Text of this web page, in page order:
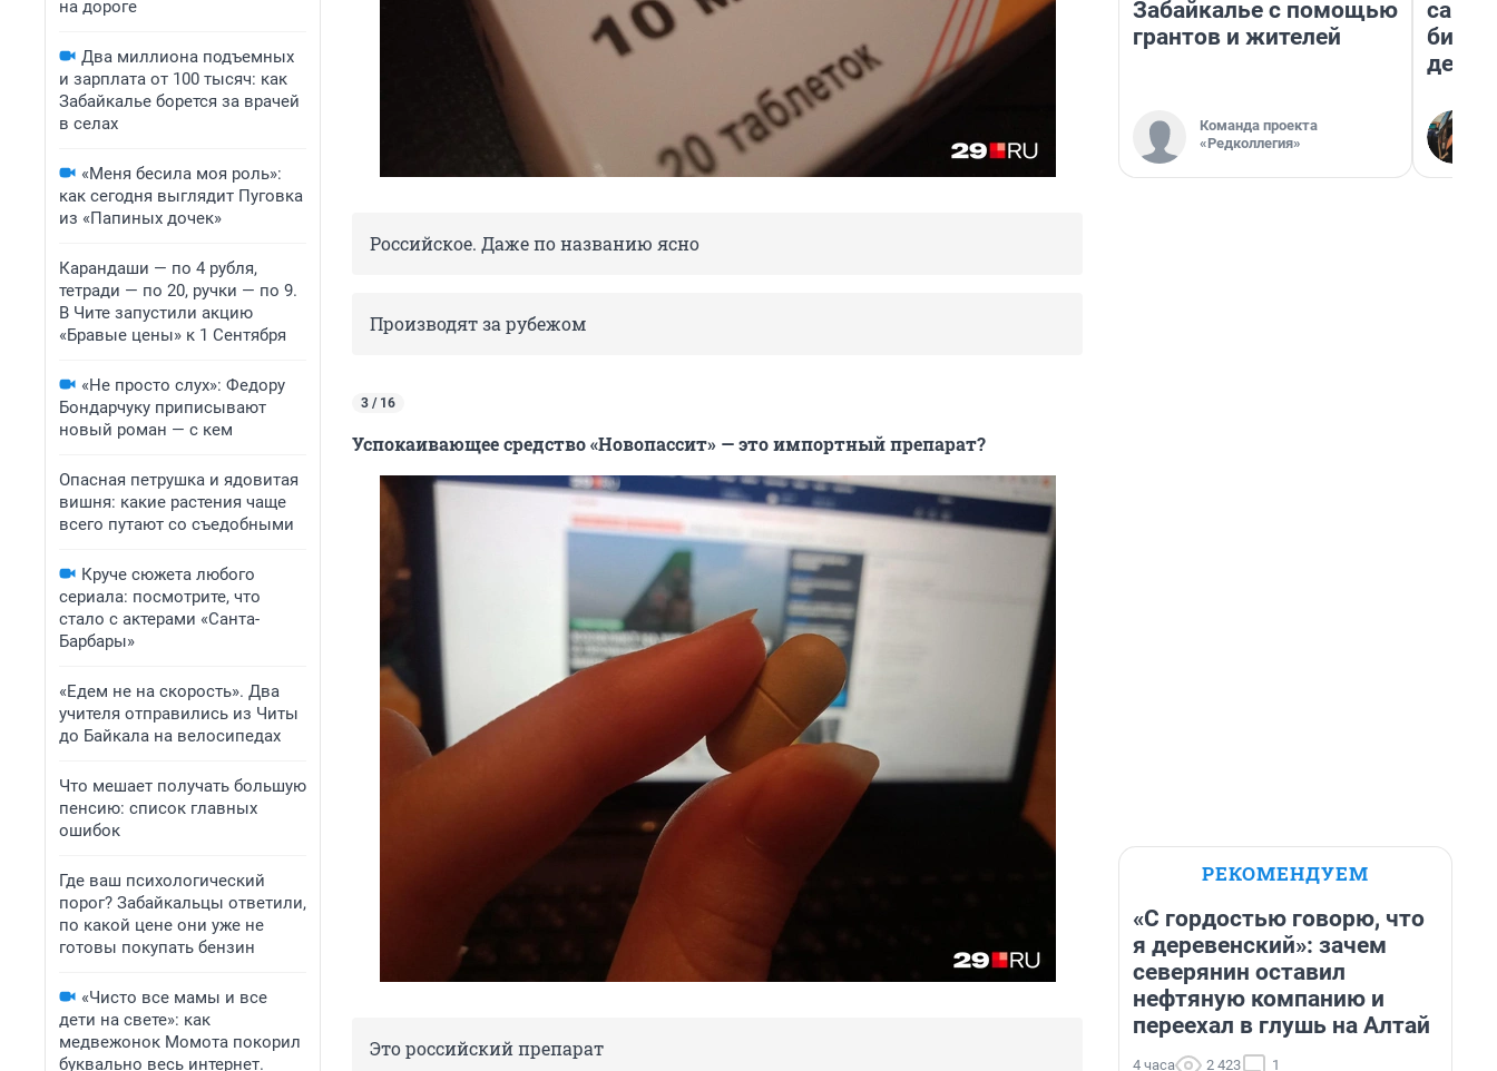
на дороге
Два миллиона подъемных
и зарплата от 100 тысяч: как
Забайкалье борется за врачей
в селах
«Меня бесила моя роль»:
как сегодня выглядит Пуговка
из «Папиных дочек»
Карандаши — по 4 рубля,
тетради — по 20, ручки — по 9.
В Чите запустили акцию
«Бравые цены» к 1 Сентября
«Не просто слух»: Федору
Бондарчуку приписывают
новый роман — с кем
Опасная петрушка и ядовитая
вишня: какие растения чаще
всего путают со съедобными
Круче сюжета любого
сериала: посмотрите, что
стало с актерами «Санта-
Барбары»
«Едем не на скорость». Два
учителя отправились из Читы
до Байкала на велосипедах
Что мешает получать большую
пенсию: список главных
ошибок
Где ваш психологический
порог? Забайкальцы ответили,
по какой цене они уже не
готовы покупать бензин
«Чисто все мамы и все
дети на свете»: как
медвежонок Момота покорил
буквально весь интернет.
Российское. Даже по названию ясно
Производят за рубежом
3 / 16
Успокаивающее средство «Новопассит» — это импортный препарат?
Это российский препарат
Забайкалье с помощью
грантов и жителей
Команда проекта
«Редколлегия»
РЕКОМЕНДУЕМ
«С гордостью говорю, что
я деревенский»: зачем
северянин оставил
нефтяную компанию и
переехал в глушь на Алтай
4 часа 2 423 1